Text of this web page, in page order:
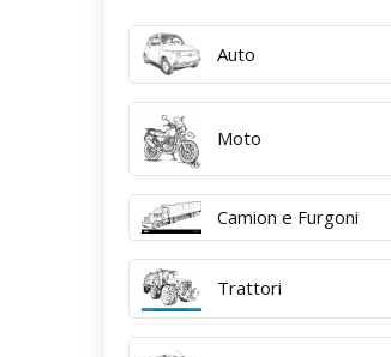
Auto
Moto
Camion e Furgoni
Trattori